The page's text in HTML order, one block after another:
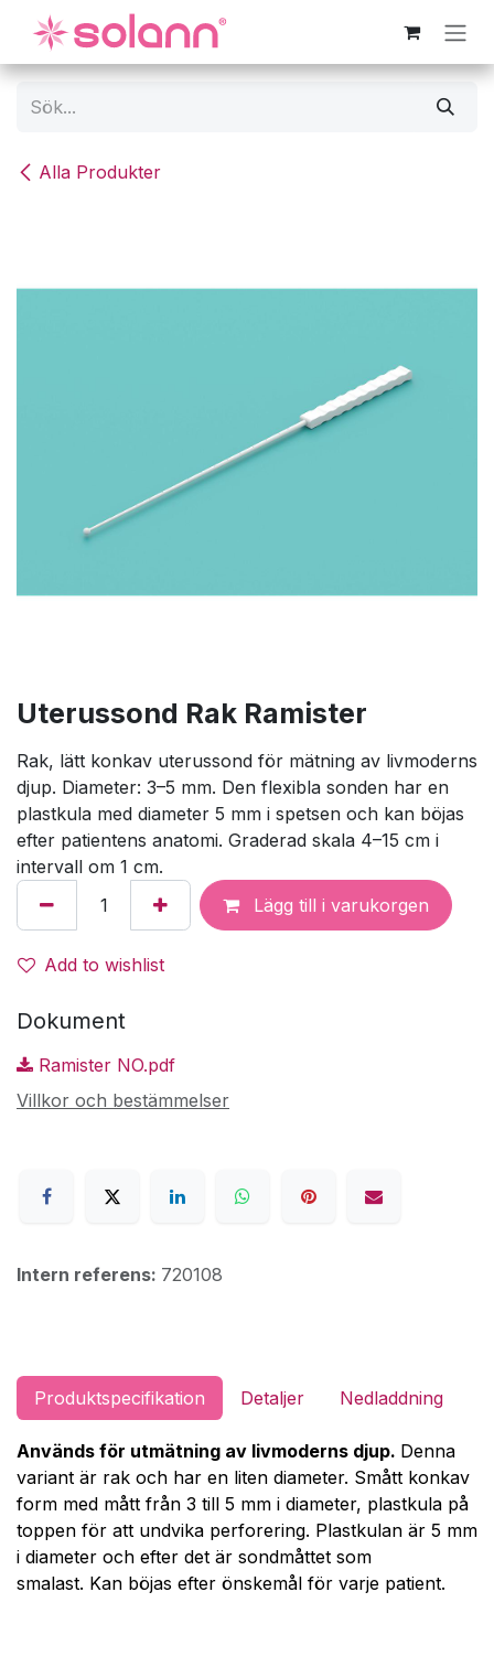
Hoppa till innehåll
Alla Produkter
Uterussond Rak Ramister
Rak, lätt konkav uterussond för mätning av livmoderns
djup. Diameter: 3–5 mm. Den flexibla sonden har en
plastkula med diameter 5 mm i spetsen och kan böjas
efter patientens anatomi. Graderad skala 4–15 cm i
intervall om 1 cm.
Lägg till i varukorgen
Add to wishlist
Dokument
Ramister NO.pdf
Villkor och bestämmelser
Intern referens: 720108
Produktspecifikation Detaljer Nedladdning
Används för utmätning av livmoderns djup. Denna
variant är rak och har en liten diameter. Smått konkav
form med mått från 3 till 5 mm i diameter, plastkula på
toppen för att undvika perforering. Plastkulan är 5 mm
i diameter och efter det är sondmåttet som
smalast. Kan böjas efter önskemål för varje patient.